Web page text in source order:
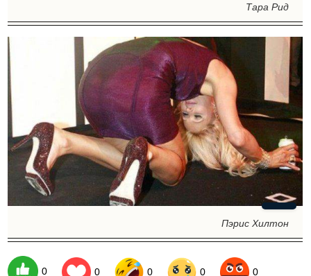
Тара Рид
Пэрис Хилтон
0 0 0 0 0